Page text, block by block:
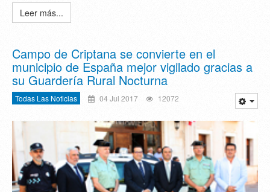
Leer más...
Campo de Criptana se convierte en el
municipio de España mejor vigilado gracias a
su Guardería Rural Nocturna
Todas Las Noticias 04 Jul 2017 12072